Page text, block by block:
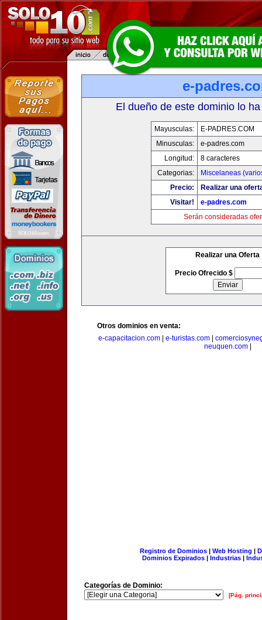
e-
El dueño de este dominio lo
Mayusculas:
E-PADRES.COM
Minusculas:
e-padres.com
Longitud:
8 caracteres
Categorias:
Miscelaneas
Precio:
Realizar una
Visitar!
e-padres.com
Serán consideradas
Realizar una Oferta
Precio Ofrecido $
Otros dominios en venta:
e-capacitacion.com
e-turistas.com
neuquen.com|
Registro de Dominios| Web Hosting |
Dominios Expirados | Industrias |
Categorías de Dominio:
[Pág.